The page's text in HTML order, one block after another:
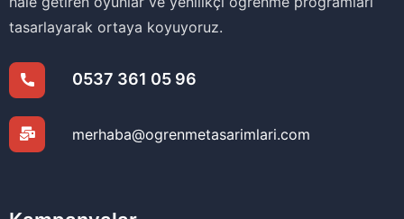
tasarlayarak ortaya koyuyoruz.
0537 361 05 96
merhaba@ogrenmetasarimlari.com